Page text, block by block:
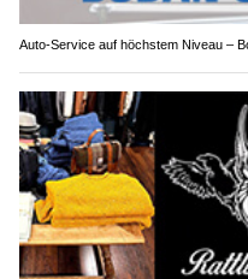
Auto-Service auf höchstem Niveau –